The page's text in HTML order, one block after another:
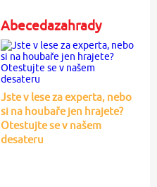
Abecedazahrady
Jste v lese za experta, nebo
si na houbaře jen hrajete?
Otestujte se v našem
desateru